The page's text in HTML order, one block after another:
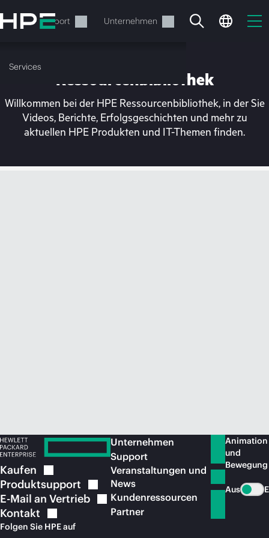
Hauptinhalt
wechseln
Support Unternehmen
Services
Ihr Warenkorb ist aktuell
Ressourcenbibliothek
Willkommen bei der HPE Ressourcenbibliothek, in der Sie
Videos, Berichte, Erfolgsgeschichten und mehr zu
aktuellen HPE Produkten und IT-Themen finden.
Kaufen
Produktsupport
E-Mail an Vertrieb
Kontakt
Folgen Sie HPE auf
Unternehmen
Support
Veranstaltungen und
News
Kundenressourcen
Partner
Animation
und
Bewegung
Aus